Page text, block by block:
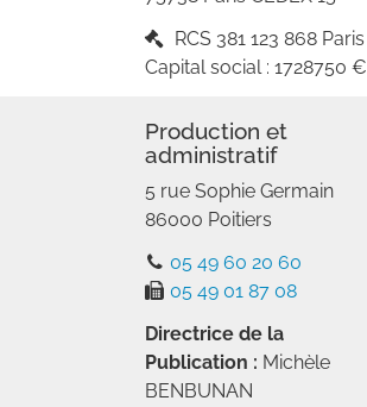
RCS 381 123 868 Paris
Capital social : 1728750 €
Production et
administratif
5 rue Sophie Germain
86000 Poitiers
05 49 60 20 60
05 49 01 87 08
Directrice de la
Publication : Michèle
BENBUNAN